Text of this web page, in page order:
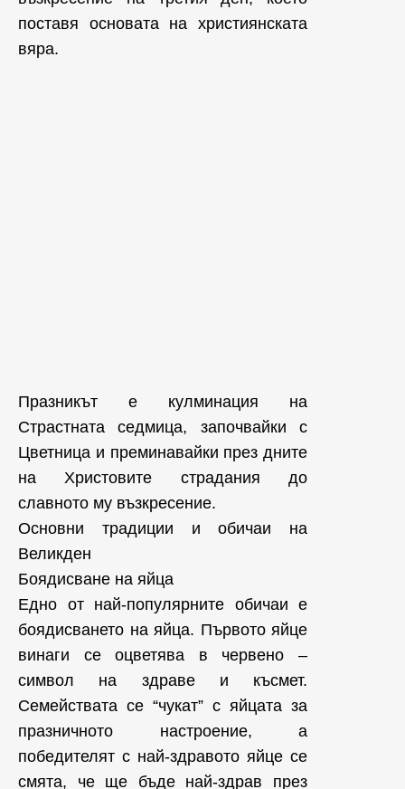
поставя основата на християнската
вяра.
Празникът е кулминация на
Страстната седмица, започвайки с
Цветница и преминавайки през дните
на Христовите страдания до
славното му възкресение.
Основни традиции и обичаи на
Великден
Боядисване на яйца
Едно от най-популярните обичаи е
боядисването на яйца. Първото яйце
винаги се оцветява в червено –
символ на здраве и късмет.
Семействата се “чукат” с яйцата за
празничното настроение, а
победителят с най-здравото яйце се
смята, че ще бъде най-здрав през